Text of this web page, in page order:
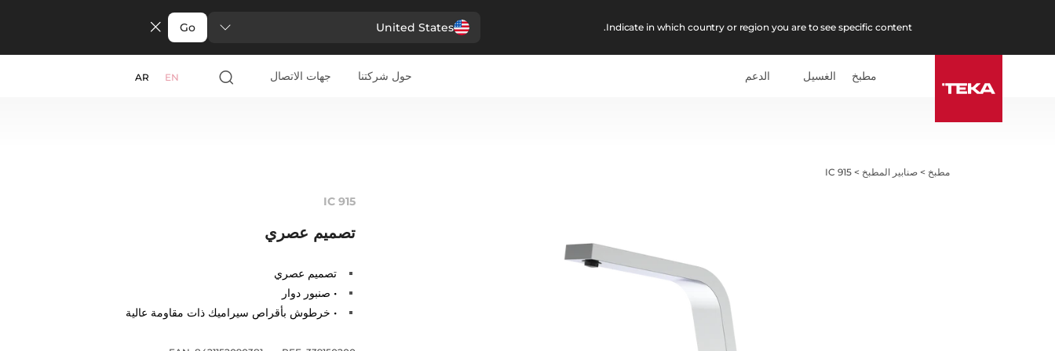
Indicate in which country or region you are to see specific content.
United States
Go
مطبخ الغسيل الدعم حول شركتنا جهات الاتصال EN
AR
مطبخ >صنابير المطبخ >
IC 915
IC 915
تصميم عصري
تصميم عصري
• صنبور دوار
• خرطوش بأقراص سيراميك ذات مقاومة عالية